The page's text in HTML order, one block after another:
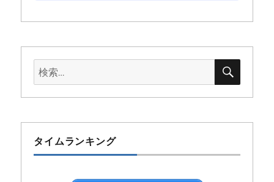
検
索:
検
タイムランキング